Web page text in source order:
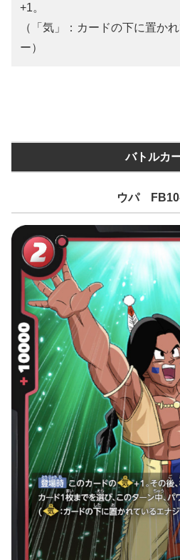
+1。
（「気」：カードの下に置か
ー）
バトルカ
ウパ